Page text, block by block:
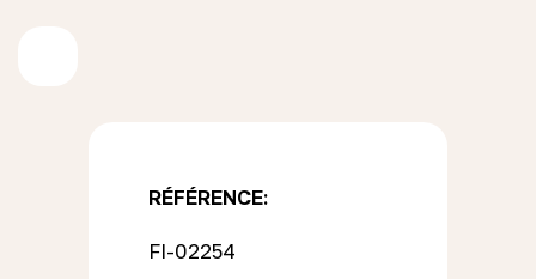
RÉFÉRENCE:
FI-02254